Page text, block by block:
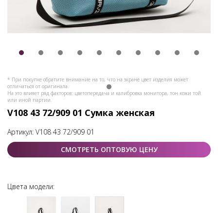
* При покупке обратите внимание на то, что на экране цвет изделия может
отличаться от оригинала.
На это влияет ряд факторов: цветопередача и калибровка монитора, тон кожи той
или иной партии.
V108 43 72/909 01 Сумка женская
Артикул: V108 43 72/909 01
СМОТРЕТЬ ОПТОВУЮ ЦЕНУ
Цвета модели: